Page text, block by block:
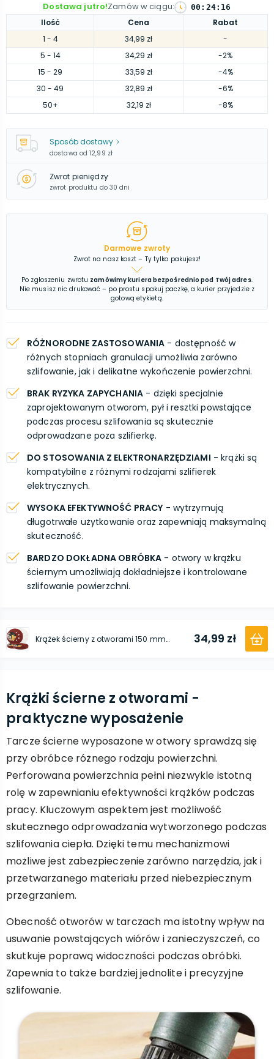
Ilość Cena
Rabat
1 - 4 34,99 zł
-
5 - 14 34,29 zł
-2%
15 - 29 33,59 zł
-4%
30 - 49 32,89 zł
-6%
50+ 32,19 zł -8%
Dostawa jutro!Zamów w ciągu: 00 : 24: 15
Sposób dostawy
dostawa od 12,99 zł
Zwrot pieniędzy
zwrot produktu do 30 dni
Darmowe zwroty
Zwrot na nasz koszt – Ty tylko pakujesz!
Po zgłoszeniu zwrotu zamówimy kuriera bezpośrednio pod Twój adres.
Nie musisz nic drukować – po prostu spakuj paczkę, a kurier przyjedzie z
gotową etykietą.
RÓŻNORODNE ZASTOSOWANIA - dostępność w
różnych stopniach granulacji umożliwia zarówno
szlifowanie, jak i delikatne wykończenie powierzchni.
BRAK RYZYKA ZAPYCHANIA - dzięki specjalnie
zaprojektowanym otworom, pył i resztki powstające
podczas procesu szlifowania są skutecznie
odprowadzane poza szlifierkę.
DO STOSOWANIA Z ELEKTRONARZĘDZIAMI - krążki są
kompatybilne z różnymi rodzajami szlifierek
elektrycznych.
WYSOKA EFEKTYWNOŚĆ PRACY - wytrzymują
długotrwałe użytkowanie oraz zapewniają maksymalną
skuteczność.
BARDZO DOKŁADNA OBRÓBKA - otwory w krążku
ściernym umożliwiają dokładniejsze i kontrolowane
szlifowanie powierzchni.
Krążek ścierny z otworami 150 mm P40 50 szt. 34,99 zł
Krążki ścierne z otworami -
praktyczne wyposażenie
Tarcze ścierne wyposażone w otwory sprawdzą się
przy obróbce różnego rodzaju powierzchni.
Perforowana powierzchnia pełni niezwykle istotną
rolę w zapewnianiu efektywności krążków podczas
pracy. Kluczowym aspektem jest możliwość
skutecznego odprowadzania wytworzonego podczas
szlifowania ciepła. Dzięki temu mechanizmowi
możliwe jest zabezpieczenie zarówno narzędzia, jak i
przetwarzanego materiału przed niebezpiecznym
przegrzaniem.
Obecność otworów w tarczach ma istotny wpływ na
usuwanie powstających wiórów i zanieczyszczeń, co
skutkuje poprawą widoczności podczas obróbki.
Zapewnia to także bardziej jednolite i precyzyjne
szlifowanie.